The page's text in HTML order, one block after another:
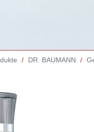
DR. BAUMANN